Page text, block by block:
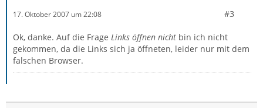
17. Oktober 2007 um 22:08 #3
Ok, danke. Auf die Frage Links öffnen nicht bin ich nicht
gekommen, da die Links sich ja öffneten, leider nur mit dem
falschen Browser.